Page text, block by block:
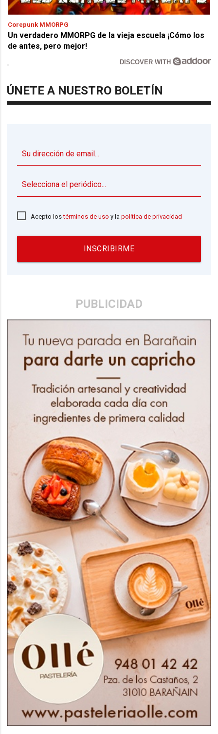
Corepunk MMORPG
Un verdadero MMORPG de la vieja escuela ¡Cómo los
de antes, pero mejor!
DISCOVER WITH
ÚNETE A NUESTRO BOLETÍN
Acepto lostérminos de uso y lapolítica de privacidad
INSCRIBIRME
PUBLICIDAD